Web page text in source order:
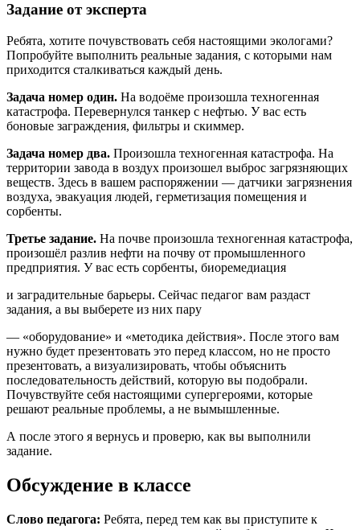
Задание от эксперта
Ребята, хотите почувствовать себя настоящими экологами?
Попробуйте выполнить реальные задания, с которыми нам
приходится сталкиваться каждый день.
Задача номер один. На водоёме произошла техногенная
катастрофа. Перевернулся танкер с нефтью. У вас есть
боновые заграждения, фильтры и скиммер.
Задача номер два. Произошла техногенная катастрофа. На
территории завода в воздух произошел выброс загрязняющих
веществ. Здесь в вашем распоряжении — датчики загрязнения
воздуха, эвакуация людей, герметизация помещения и
сорбенты.
Третье задание. На почве произошла техногенная катастрофа,
произошёл разлив нефти на почву от промышленного
предприятия. У вас есть сорбенты, биоремедиация
и заградительные барьеры. Сейчас педагог вам раздаст
задания, а вы выберете из них пару
— «оборудование» и «методика действия». После этого вам
нужно будет презентовать это перед классом, но не просто
презентовать, а визуализировать, чтобы объяснить
последовательность действий, которую вы подобрали.
Почувствуйте себя настоящими супергероями, которые
решают реальные проблемы, а не вымышленные.
А после этого я вернусь и проверю, как вы выполнили
задание.
Обсуждение в классе
Слово педагога: Ребята, перед тем как вы приступите к